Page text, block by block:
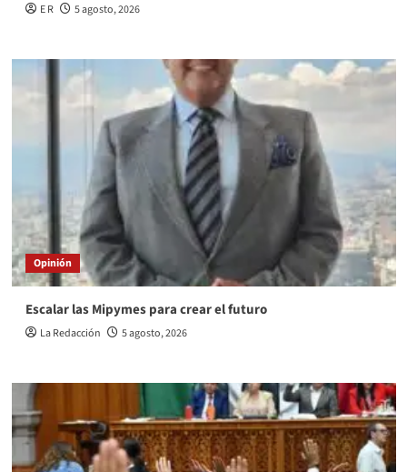
E R 5 agosto, 2026
Opinión
Escalar las Mipymes para crear el futuro
La Redacción 5 agosto, 2026